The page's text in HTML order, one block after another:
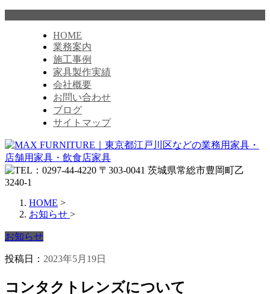
HOME
業務案内
施工事例
家具製作実績
会社概要
お問い合わせ
ブログ
サイトマップ
HOME >
お知らせ >
お知らせ
投稿日： 2023年5月19日
コンタクトレンズについて